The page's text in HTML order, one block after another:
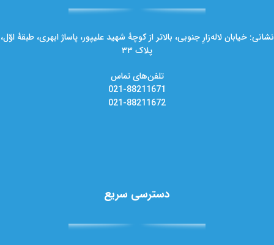
نشانی: خیابان لاله‌زارِ جنوبی، بالاتر از کوچهٔ شهید علیپور، پاساژ ابهری، طبقهٔ اوّل،
پلاک ۳۳
تلفن‌های تماس
021-88211671
021-88211672
دسترسی سریع